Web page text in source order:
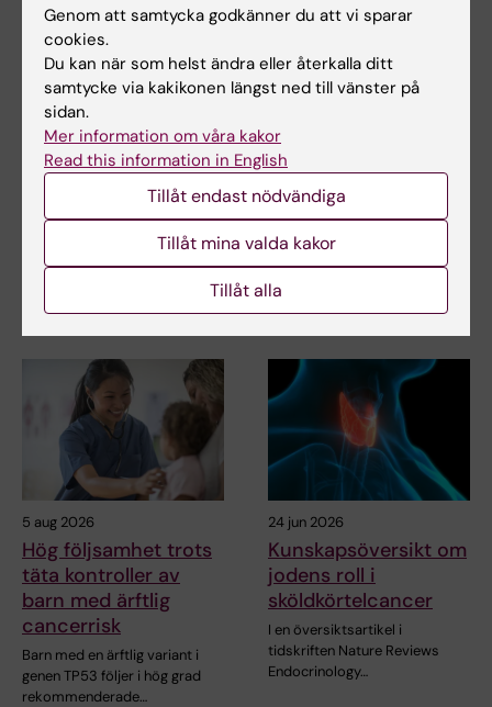
Tags
Cancer och onkologi Bioteknik
Uppdaterad av:
Webb Admin 2018-06-12
Dela
Relaterade artiklar
5 aug 2026
Hög följsamhet trots
täta kontroller av
barn med ärftlig
cancerrisk
Barn med en ärftlig variant i
genen TP53 följer i hög grad
rekommenderade…
24 jun 2026
Kunskapsöversikt om
jodens roll i
sköldkörtelcancer
I en översiktsartikel i
tidskriften Nature Reviews
Endocrinology…
Genom att samtycka godkänner du att vi sparar
cookies.
Du kan när som helst ändra eller återkalla ditt
samtycke via kakikonen längst ned till vänster på
sidan.
Mer information om våra kakor
Read this information in English
Tillåt endast nödvändiga
Tillåt mina valda kakor
Tillåt alla